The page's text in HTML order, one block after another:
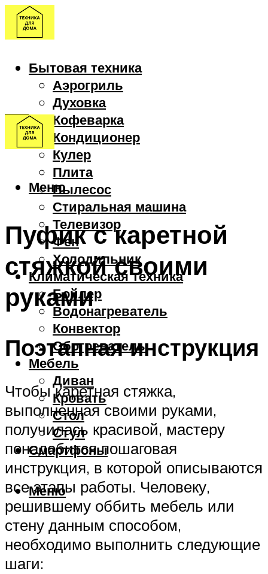
Бытовая техника
Аэрогриль
Духовка
Кофеварка
Кондиционер
Кулер
Плита
Пылесос
Стиральная машина
Телевизор
Фен
Холодильник
Климатическая техника
Бойлер
Водонагреватель
Конвектор
Обогреватель
Мебель
Диван
Кровать
Стол
Стул
Смартфоны
Меню
Меню
Пуфик с каретной
стяжкой своими
руками
Поэтапная инструкция
Чтобы каретная стяжка,
выполненная своими руками,
получилась красивой, мастеру
понадобится пошаговая
инструкция, в которой описываются
все этапы работы. Человеку,
решившему оббить мебель или
стену данным способом,
необходимо выполнить следующие
шаги: